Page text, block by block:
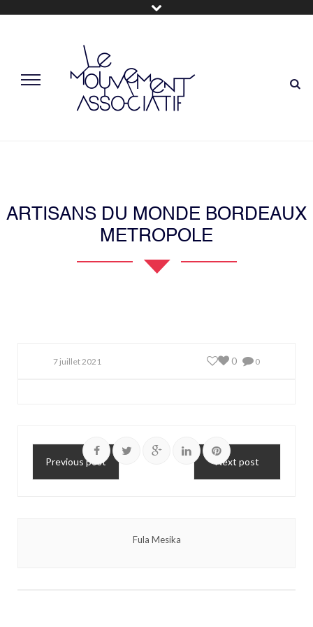
ARTISANS DU MONDE BORDEAUX
METROPOLE
7 juillet 2021 0
0
Previous post Next post
Fula Mesika